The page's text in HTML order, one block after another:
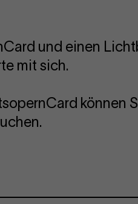
und einen
mit sich.
können